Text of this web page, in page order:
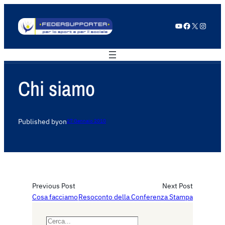
YouTube Facebook X Instagram
Chi siamo
Published byon27 Gennaio 2010
Previous Post
Cosa facciamo
Next Post
Resoconto della Conferenza Stampa
S